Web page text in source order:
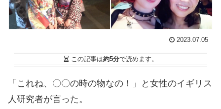
2023.07.05
この記事は約5分で読めます。
「これね、〇〇の時の物なの！」と女性のイギリス
人研究者が言った。